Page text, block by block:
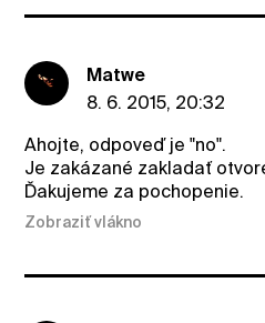
Matwe
8. 6. 2015, 20:32
Ahojte, odpoveď je "no".
Je zakázané zakladať
Ďakujeme za pochopenie.
Zobraziť vlákno